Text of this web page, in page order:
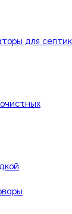
для